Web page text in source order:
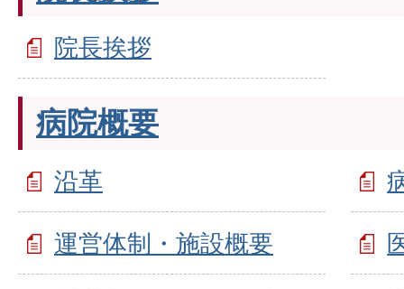
院長挨拶
病院概要
沿革
運営体制・施設概要